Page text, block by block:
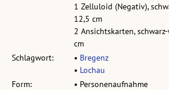
1 Zelluloid (Negativ),
12,5 cm
2 Ansichtskarten,
cm
Schlagwort:
• Bregenz
• Lochau
Form:
• Personenaufnahme